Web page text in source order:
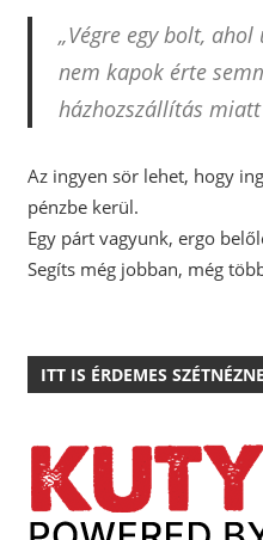
„Végre egy bolt,
nem kapok érte
házhozszállítás
Az ingyen sör lehet, hogy
pénzbe kerül.
Egy párt vagyunk, ergo
Segíts még jobban, még
ITT IS ÉRDEMES